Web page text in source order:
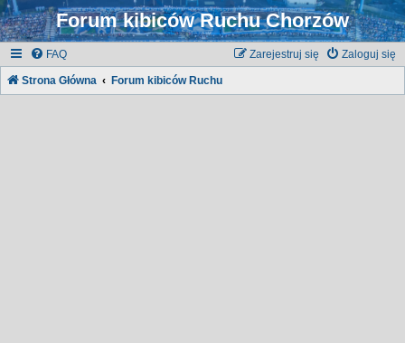
Forum kibiców Ruchu Chorzów
FAQ Zaloguj się
Zarejestruj się
Strona Główna Forum kibiców Ruchu